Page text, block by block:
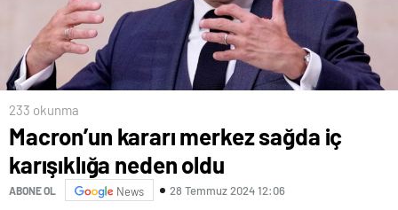
233 okunma
Macron’un kararı merkez sağda iç
karışıklığa neden oldu
ABONE OL News 28 Temmuz 2024 12:06